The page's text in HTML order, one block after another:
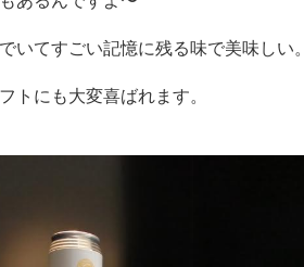
いてすごい記憶に残る味で美味しい。
トにも大変喜ばれます。